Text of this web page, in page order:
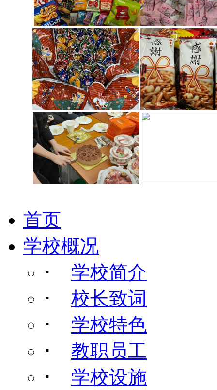
首页
学校概况
･ 学校简介
･ 校长致词
･ 学校特色
･ 教职员工
･ 学校设施